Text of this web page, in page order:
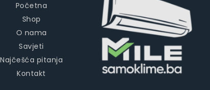
Početna
Shop
O nama
Savjeti
Najčešća pitanja
Kontakt